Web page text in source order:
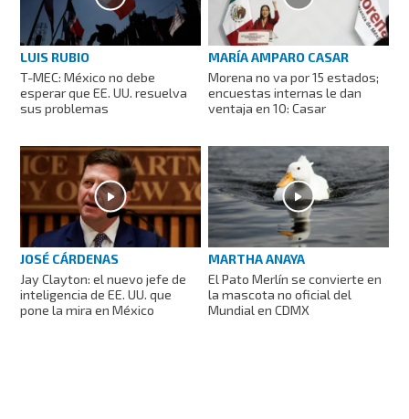
LUIS RUBIO
T-MEC: México no debe
esperar que EE. UU. resuelva
sus problemas
MARÍA AMPARO CASAR
Morena no va por 15 estados;
encuestas internas le dan
ventaja en 10: Casar
JOSÉ CÁRDENAS
Jay Clayton: el nuevo jefe de
inteligencia de EE. UU. que
pone la mira en México
MARTHA ANAYA
El Pato Merlín se convierte en
la mascota no oficial del
Mundial en CDMX